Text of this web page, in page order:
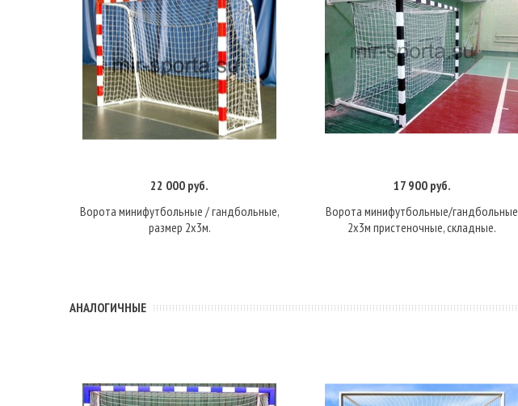
Подробнее
22 000 руб.
Ворота минифутбольные / гандбольные,
размер 2х3м.
В корзину
17 900 руб.
Ворота минифутбольные/гандбольные
2х3м пристеночные, складные.
АНАЛОГИЧНЫЕ